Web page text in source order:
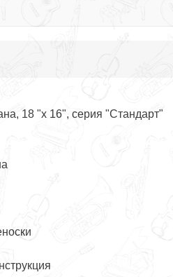
18 "х 16", серия "Стандарт"